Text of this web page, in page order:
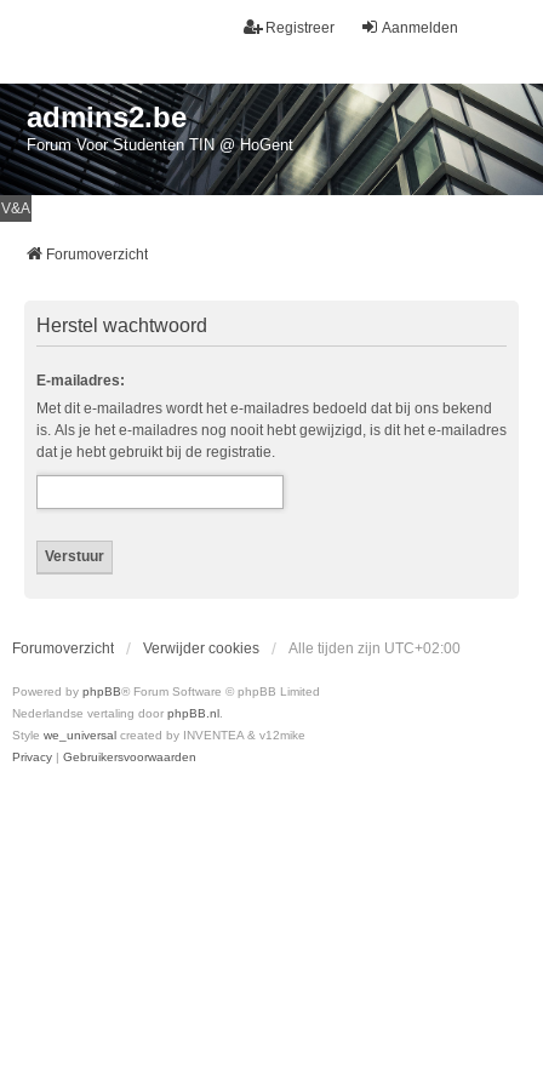
Aanmelden
Registreer
admins2.be
Forum Voor Studenten TIN @ HoGent
V&A
Forumoverzicht
Herstel wachtwoord
E-mailadres:
Met dit e-mailadres wordt het e-mailadres bedoeld dat bij ons bekend
is. Als je het e-mailadres nog nooit hebt gewijzigd, is dit het e-mailadres
dat je hebt gebruikt bij de registratie.
Forumoverzicht Verwijder cookies Alle tijden zijn UTC+02:00
Powered by phpBB® Forum Software © phpBB Limited
Nederlandse vertaling door phpBB.nl
Style we_universal created by INVENTEA & v12mike
Privacy | Gebruikersvoorwaarden